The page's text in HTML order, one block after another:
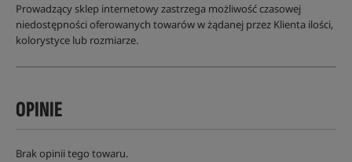
Prowadzący sklep internetowy zastrzega możliwość czasowej
niedostępności oferowanych towarów w żądanej przez Klienta ilości,
kolorystyce lub rozmiarze.
OPINIE
Brak opinii tego towaru.